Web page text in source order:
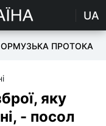
UA
ОРМУЗЬКА ПРОТОКА
яку
- посол